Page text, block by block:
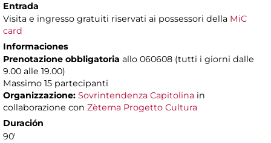
Entrada
Visita e ingresso gratuiti riservati ai possessori della MiC
card
Informaciones
Prenotazione obbligatoria allo 060608 (tutti i giorni dalle
9.00 alle 19.00)
Massimo 15 partecipanti
Organizzazione: Sovrintendenza Capitolina in
collaborazione con Zètema Progetto Cultura
Duración
90'